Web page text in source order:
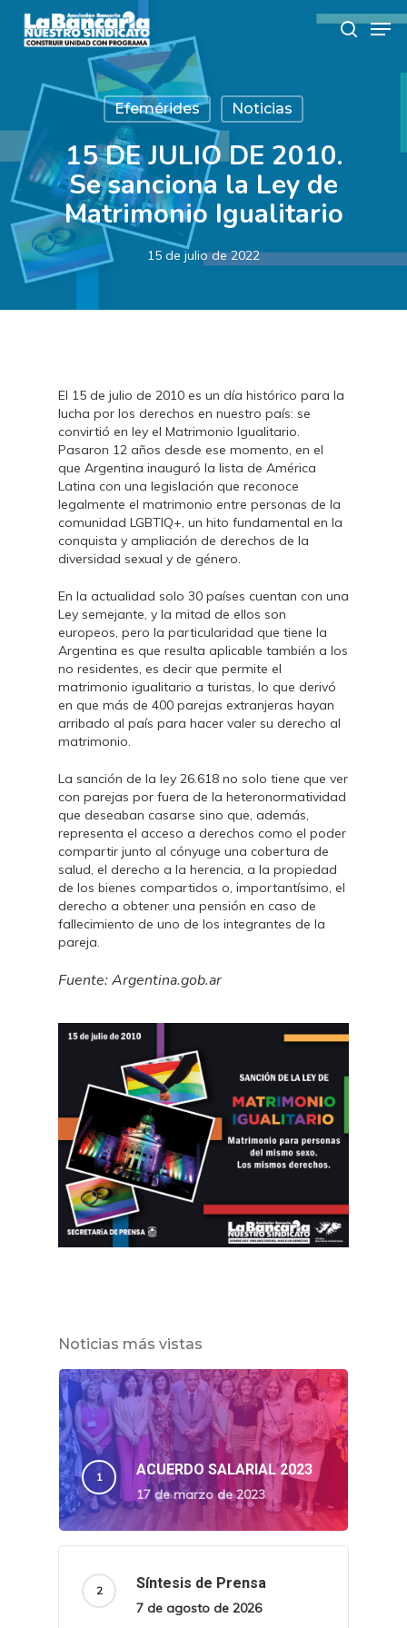
main
search
Efemérides Noticias
15 DE JULIO DE 2010.
Se sanciona la Ley de
Matrimonio Igualitario
15 de julio de 2022
El 15 de julio de 2010 es un día histórico para la
lucha por los derechos en nuestro país: se
convirtió en ley el Matrimonio Igualitario.
Pasaron 12 años desde ese momento, en el
que Argentina inauguró la lista de América
Latina con una legislación que reconoce
legalmente el matrimonio entre personas de la
comunidad LGBTIQ+, un hito fundamental en la
conquista y ampliación de derechos de la
diversidad sexual y de género.
En la actualidad solo 30 países cuentan con una
Ley semejante, y la mitad de ellos son
europeos, pero la particularidad que tiene la
Argentina es que resulta aplicable también a los
no residentes, es decir que permite el
matrimonio igualitario a turistas, lo que derivó
en que más de 400 parejas extranjeras hayan
arribado al país para hacer valer su derecho al
matrimonio.
La sanción de la ley 26.618 no solo tiene que ver
con parejas por fuera de la heteronormatividad
que deseaban casarse sino que, además,
representa el acceso a derechos como el poder
compartir junto al cónyuge una cobertura de
salud, el derecho a la herencia, a la propiedad
de los bienes compartidos o, importantísimo, el
derecho a obtener una pensión en caso de
fallecimiento de uno de los integrantes de la
pareja.
Fuente: Argentina.gob.ar
Noticias más vistas
ACUERDO SALARIAL 2023
17 de marzo de 2023
Síntesis de Prensa
7 de agosto de 2026